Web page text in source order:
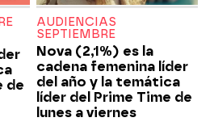
de
AUDIENCIAS
SEPTIEMBRE
Nova (2,1%) es la
cadena femenina líder
del año y la temática
líder del Prime Time de
lunes a viernes